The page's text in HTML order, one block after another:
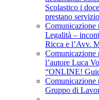
Scolastico i
prestano servizio
Comunicazione
Legalità –
Ricca e l’Avv.
Comunicazione
l’autore Luca
“ONLINE!
Comunicazione
Gruppo di